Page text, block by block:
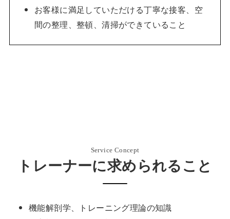
お客様に満足していただける丁寧な接客、空
間の整理、整頓、清掃ができていること
Service Concept
トレーナーに求められること
機能解剖学、トレーニング理論の知識